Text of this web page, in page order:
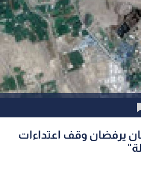
يرفضان وقف اعتداءات